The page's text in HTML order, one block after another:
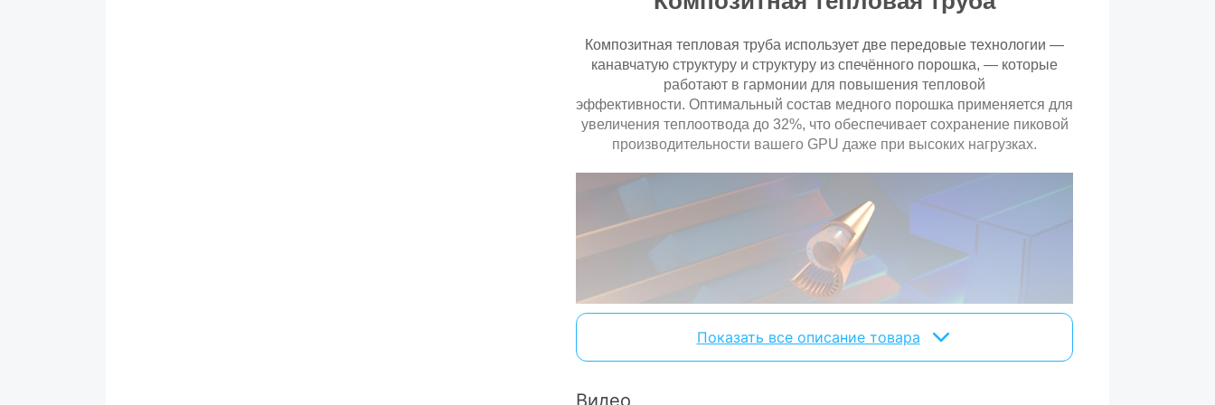
Рекомендуемая мощность блока
питания:
650 Вт
Количество поддерживаемых
мониторов:
4
Количество вентиляторов: 3
Производитель графического
процессора:
Наличие разгона (ОС): без разгона
Технологии GPU:
DLSS 4.х, Ray Tracing, Blackwell
Поддержка NVIDIA SLI:
есть
Поддерживаемые 3D API (DirectX,
OpenGL):
Особенности
Композитная тепловая труба использует две передовые технологии —
канавчатую структуру и структуру из спечённого порошка, — которые
работают в гармонии для повышения тепловой
эффективности. Оптимальный состав медного порошка применяется для
увеличения теплоотвода до 32%, что обеспечивает сохранение пиковой
производительности вашего GPU даже при высоких нагрузках.
Архитектура NVIDIA Blackwell.
Показать все описание товара
Видео